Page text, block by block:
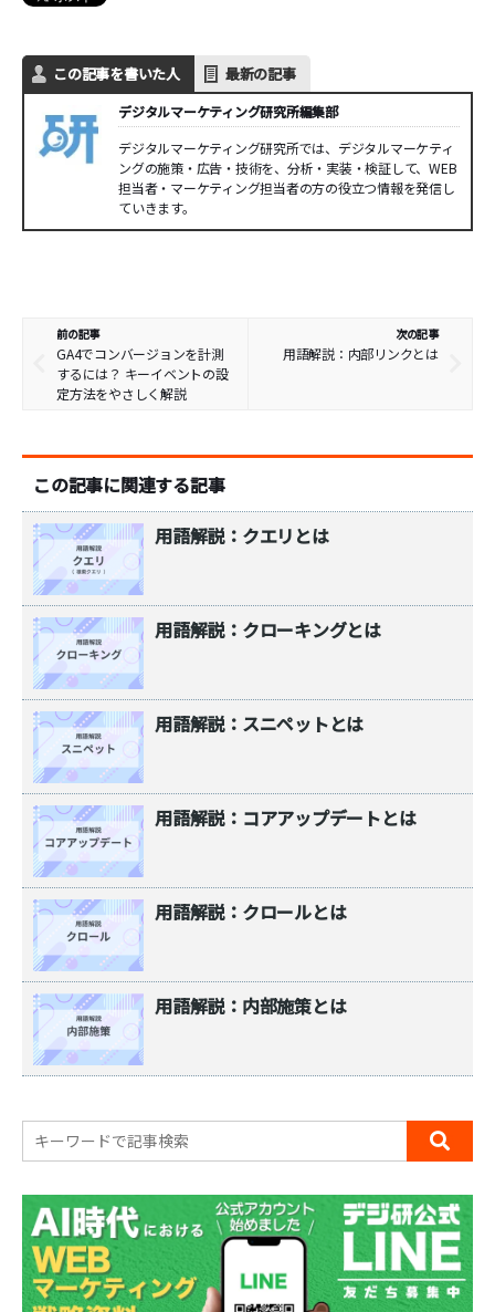
この記事を書いた人 最新の記事
デジタルマーケティング研究所編集部
デジタルマーケティング研究所では、デジタルマーケティ
ングの施策・広告・技術を、分析・実装・検証して、WEB
担当者・マーケティング担当者の方の役立つ情報を発信し
ていきます。
前の記事
GA4でコンバージョンを計測
するには？ キーイベントの設
定方法をやさしく解説
次の記事
用語解説：内部リンクとは
この記事に関連する記事
用語解説：クエリとは
用語解説：クローキングとは
用語解説：スニペットとは
用語解説：コアアップデートとは
用語解説：クロールとは
用語解説：内部施策とは